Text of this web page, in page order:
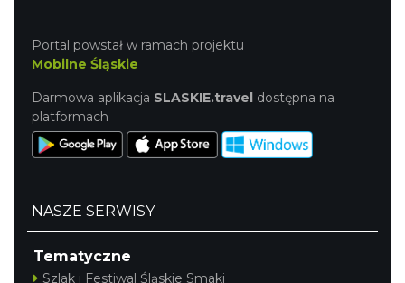
Portal powstał w ramach projektu
Mobilne Śląskie
Darmowa aplikacja SLASKIE.travel dostępna na
platformach
NASZE SERWISY
Tematyczne
Szlak i Festiwal Śląskie Smaki